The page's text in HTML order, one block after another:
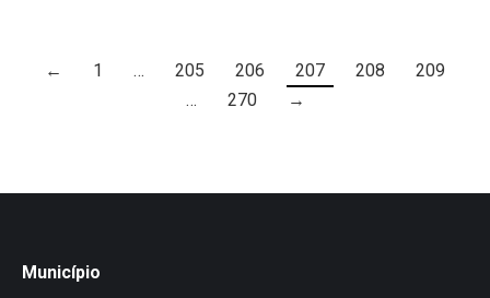
← 1 … 205 206 207 208
209
…
270 →
Município